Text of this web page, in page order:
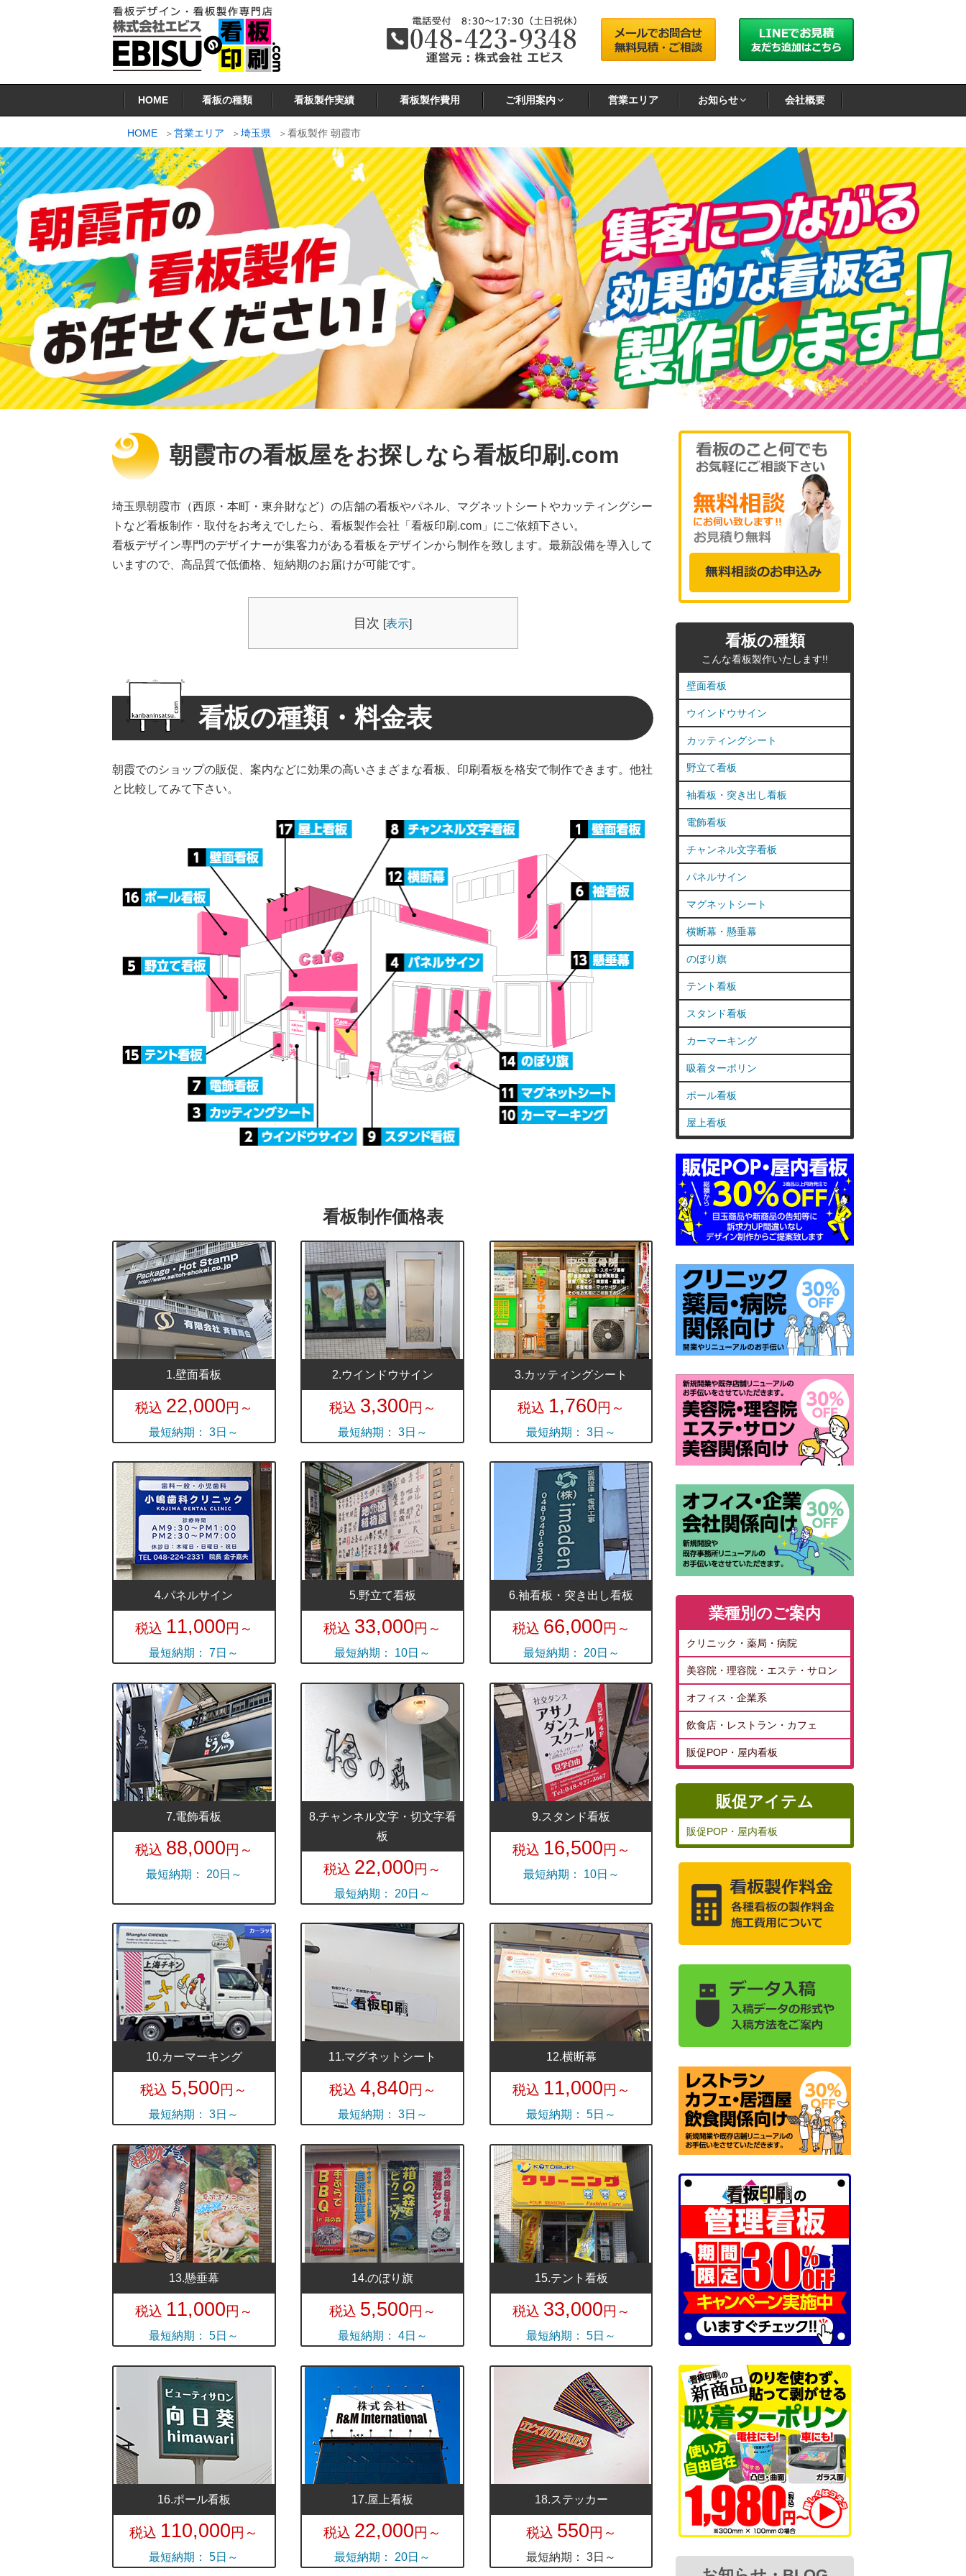
ツ
キ
ッ
プ
看板印刷.COM
HOME 看板の種類 看板製作実績 看板製作費用 ご利用案内 営業エリア お知らせ 会社概要
HOME 営業エリア 埼玉県 看板製作 朝霞市
朝霞市の看板屋をお探しなら看板印刷.com
埼玉県朝霞市（西原・本町・東弁財など）の店舗の看板やパネル、マグネットシートやカッティングシー
トなど看板制作・取付をお考えでしたら、看板製作会社「看板印刷.com」にご依頼下さい。
看板デザイン専門のデザイナーが集客力がある看板をデザインから制作を致します。最新設備を導入して
いますので、高品質で低価格、短納期のお届けが可能です。
目次 [表示]
看板の種類・料金表
朝霞でのショップの販促、案内などに効果の高いさまざまな看板、印刷看板を格安で制作できます。他社
と比較してみて下さい。
看板制作価格表
1.壁面看板
税込 22,000円～
最短納期： 3日～
2.ウインドウサイン
税込 3,300円～
最短納期： 3日～
3.カッティングシート
税込 1,760円～
最短納期： 3日～
4.パネルサイン
税込 11,000円～
最短納期： 7日～
5.野立て看板
税込 33,000円～
最短納期： 10日～
6.袖看板・突き出し看板
税込 66,000円～
最短納期： 20日～
7.電飾看板
税込 88,000円～
最短納期： 20日～
8.チャンネル文字・切文字看
板
税込 22,000円～
最短納期： 20日～
9.スタンド看板
税込 16,500円～
最短納期： 10日～
10.カーマーキング
税込 5,500円～
最短納期： 3日～
11.マグネットシート
税込 4,840円～
最短納期： 3日～
12.横断幕
税込 11,000円～
最短納期： 5日～
13.懸垂幕
税込 11,000円～
最短納期： 5日～
14.のぼり旗
税込 5,500円～
最短納期： 4日～
15.テント看板
税込 33,000円～
最短納期： 5日～
16.ポール看板
税込 110,000円～
最短納期： 5日～
17.屋上看板
税込 22,000円～
最短納期： 20日～
18.ステッカー
税込 550円～
最短納期： 3日～
看板の種類
こんな看板製作いたします!!
壁面看板
ウインドウサイン
カッティングシート
野立て看板
袖看板・突き出し看板
電飾看板
チャンネル文字看板
パネルサイン
マグネットシート
横断幕・懸垂幕
のぼり旗
テント看板
スタンド看板
カーマーキング
吸着ターポリン
ポール看板
屋上看板
業種別のご案内
クリニック・薬局・病院
美容院・理容院・エステ・サロン
オフィス・企業系
飲食店・レストラン・カフェ
販促POP・屋内看板
販促アイテム
販促POP・屋内看板